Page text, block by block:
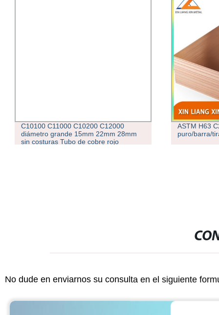
C10100 C11000 C10200 C12000
diámetro grande 15mm 22mm 28mm
sin costuras Tubo de cobre rojo
ASTM H63
puro/barra/
No dude en enviarnos su consulta en el siguiente